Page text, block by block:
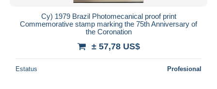
Cy) 1979 Brazil Photomecanical proof print
Commemorative stamp marking the 75th Anniversary of
the Coronation
± 57,78 US$
Estatus Profesional